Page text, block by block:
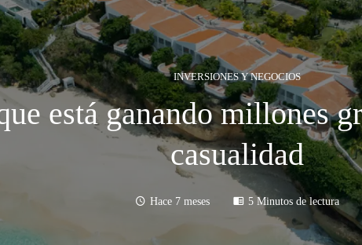
INVERSIONES Y NEGOCIOS
está ganando millones
casualidad
Hace 7 meses 5 Minutos de lectura